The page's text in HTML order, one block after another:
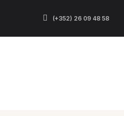
(+352) 26 09 48 58